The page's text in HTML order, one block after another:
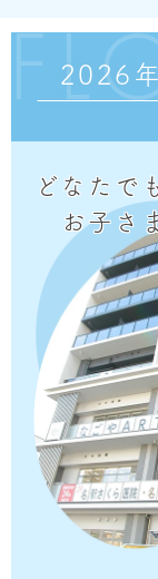
2026
どなたで
お子さ